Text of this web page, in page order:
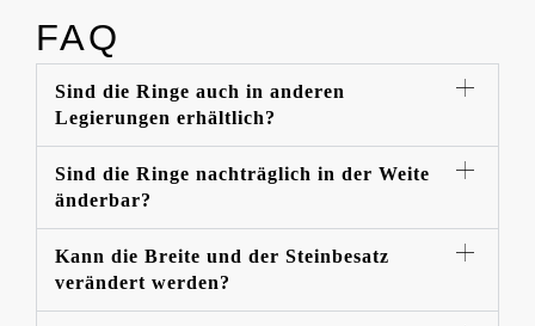
FAQ
Sind die Ringe auch in anderen
Legierungen erhältlich?
Sind die Ringe nachträglich in der Weite
änderbar?
Kann die Breite und der Steinbesatz
verändert werden?